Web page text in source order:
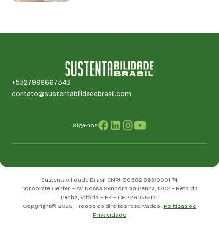
+5527999667343
contato@sustentabilidadebrasil.com
Siga-nos
Sustentabilidade Brasil CNPJ: 30.582.865/0001-74
Corporate Center – Av. Nossa Senhora da Penha, 1202 – Reta da
Penha, Vitória – ES – CEP 29055-131
Copyright© 2026 - Todos os direitos reservados . Políticas de
Privacidade